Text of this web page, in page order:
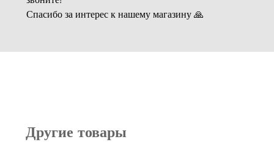
Спасибо за интерес к нашему магазину 🙏
Другие товары